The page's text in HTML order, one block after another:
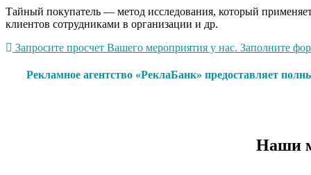
Тайный покупатель — метод исследования, который
клиентов сотрудниками в организации и др.
Запросите просчет Вашего мероприятия у нас. Заполните
Рекламное агентство «РеклаБанк» предоставляет
Наши